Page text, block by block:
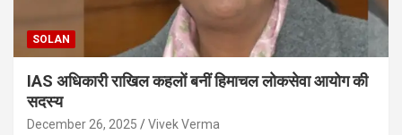
SOLAN
IAS अधिकारी राखिल कहलों बनीं हिमाचल लोकसेवा आयोग की
सदस्य
December 26, 2025 Vivek Verma